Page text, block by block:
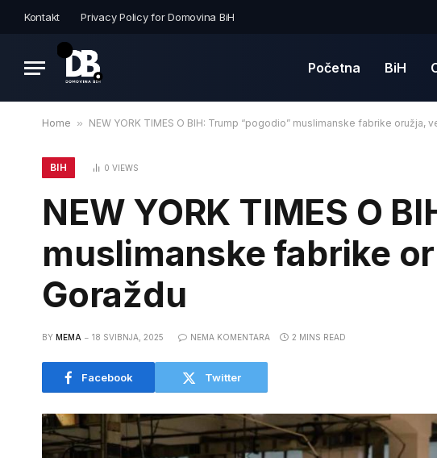
Kontakt Privacy Policy for Domovina BiH
Početna BiH
Home » NEW YORK TIMES O BIH: Trump “pogodio” muslimanske fabrike oružja,
BIH 0VIEWS
NEW YORK TIMES O
muslimanske fabrike
Goraždu
BY MEMA 18 SVIBNJA, 2025 NEMA KOMENTARA 2 MINS READ
Facebook Twitter